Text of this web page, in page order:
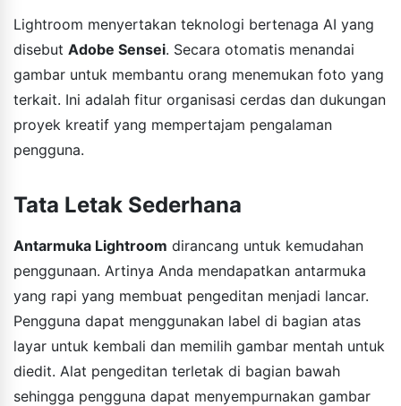
Lightroom menyertakan teknologi bertenaga AI yang
disebut Adobe Sensei. Secara otomatis menandai
gambar untuk membantu orang menemukan foto yang
terkait. Ini adalah fitur organisasi cerdas dan dukungan
proyek kreatif yang mempertajam pengalaman
pengguna.
Tata Letak Sederhana
Antarmuka Lightroom dirancang untuk kemudahan
penggunaan. Artinya Anda mendapatkan antarmuka
yang rapi yang membuat pengeditan menjadi lancar.
Pengguna dapat menggunakan label di bagian atas
layar untuk kembali dan memilih gambar mentah untuk
diedit. Alat pengeditan terletak di bagian bawah
sehingga pengguna dapat menyempurnakan gambar